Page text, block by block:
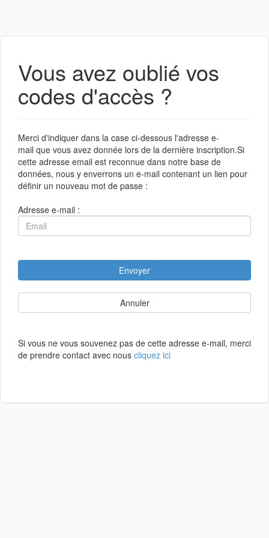
Vous avez oublié vos
codes d'accès ?
Merci d'indiquer dans la case ci-dessous l'adresse e-
mail que vous avez donnée lors de la dernière inscription.Si
cette adresse email est reconnue dans notre base de
données, nous y enverrons un e-mail contenant un lien pour
définir un nouveau mot de passe :
Adresse e-mail :
Envoyer
Annuler
Si vous ne vous souvenez pas de cette adresse e-mail, merci
de prendre contact avec nous cliquez ici